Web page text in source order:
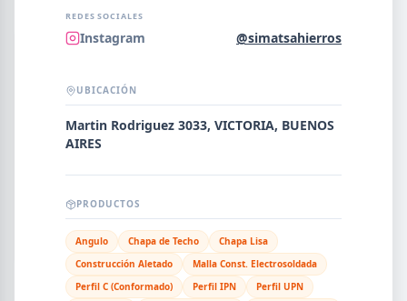
NOMBRE
PROVINCIA
REDES SOCIALES
Instagram @simatsahierros
UBICACIÓN
Martin Rodriguez 3033, VICTORIA, BUENOS
AIRES
PRODUCTOS
Angulo Chapa de Techo
Chapa Lisa
Construcción Aletado
Malla Const. Electrosoldada
Perfil C (Conformado)
Perfil IPN
Perfil UPN